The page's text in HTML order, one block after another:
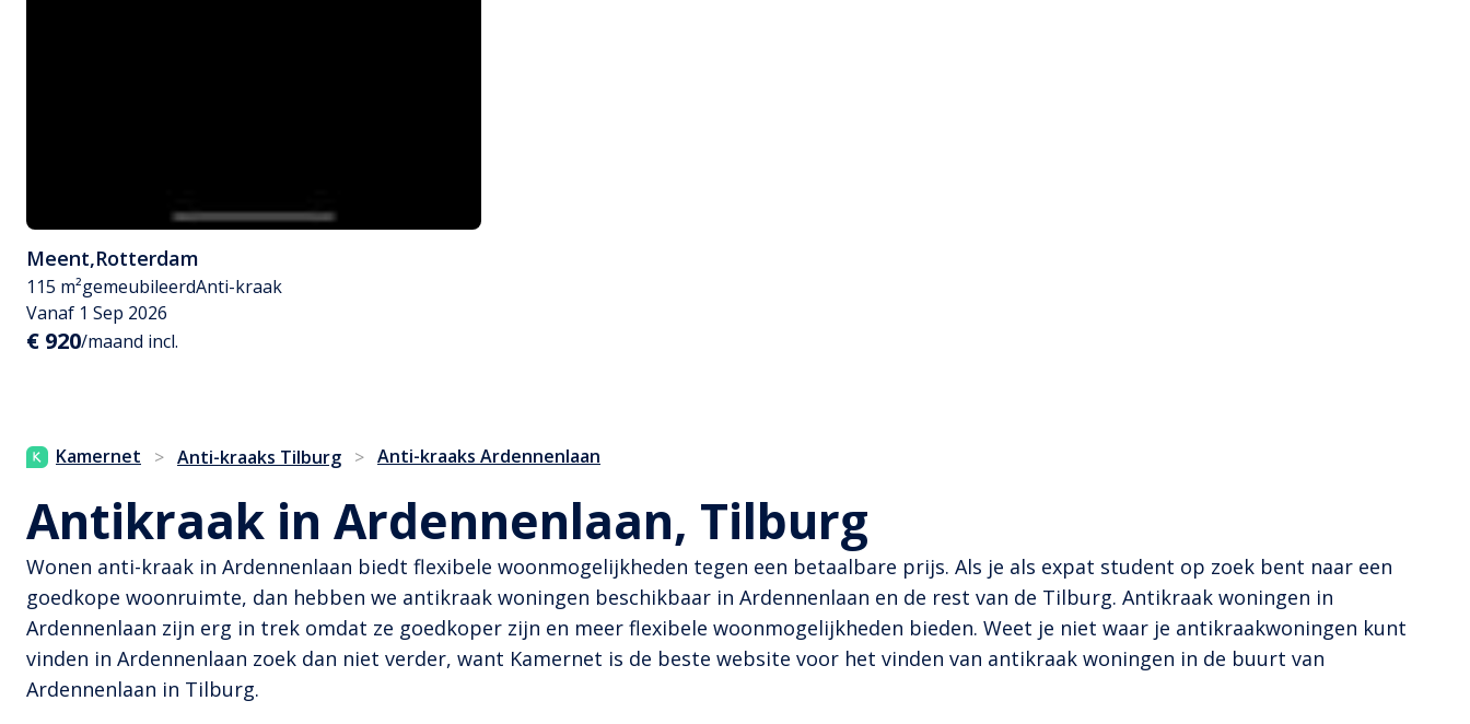
Meent,Rotterdam
115 m²gemeubileerdAnti-kraak
Vanaf 1 Sep 2026
€ 920/maand incl.
Kamernet > Anti-kraaks Tilburg > Anti-kraaks Ardennenlaan
Antikraak in Ardennenlaan, Tilburg
Wonen anti-kraak in Ardennenlaan biedt flexibele woonmogelijkheden tegen een betaalbare prijs. Als je als expat student op zoek bent naar een
goedkope woonruimte, dan hebben we antikraak woningen beschikbaar in Ardennenlaan en de rest van de Tilburg. Antikraak woningen in
Ardennenlaan zijn erg in trek omdat ze goedkoper zijn en meer flexibele woonmogelijkheden bieden. Weet je niet waar je antikraakwoningen kunt
vinden in Ardennenlaan zoek dan niet verder, want Kamernet is de beste website voor het vinden van antikraak woningen in de buurt van
Ardennenlaan in Tilburg.